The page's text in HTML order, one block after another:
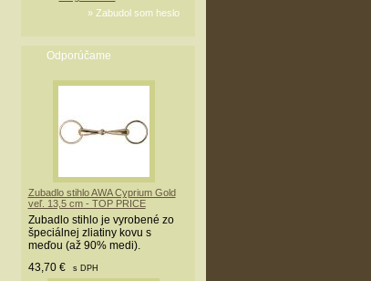
Odporúčame
Zubadlo stihlo AWA Cyprium Gold
veľ. 13,5 cm - TOP PRICE
Zubadlo stihlo je vyrobené zo
špeciálnej zliatiny kovu s
meďou (až 90% medi).
43,70 €
s DPH